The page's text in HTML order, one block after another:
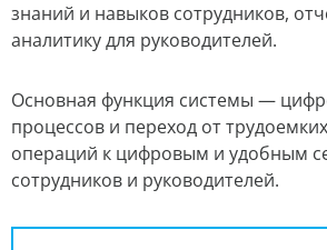
знаний и навыков сотрудников,
аналитику для руководителей.
Основная функция системы —
процессов и переход от
операций к цифровым и удобным
сотрудников и руководителей.